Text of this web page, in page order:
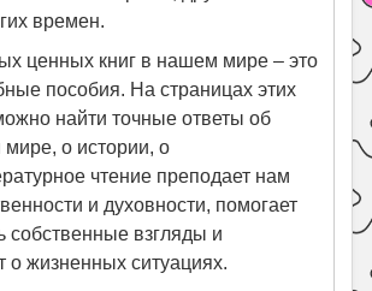
времен.
ценных книг в нашем мире – это
пособия. На страницах этих
найти точные ответы об
о истории, о
чтение преподает нам
и духовности, помогает
собственные взгляды и
о жизненных ситуациях.